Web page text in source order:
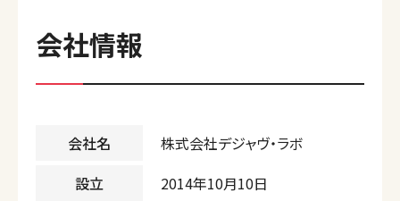
会社情報
会社名
株式会社デジャヴ・ラボ
設立
2014年10月10日